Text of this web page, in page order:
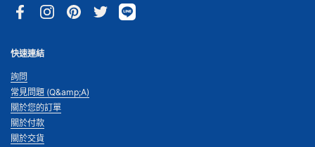
FacebookInstagramPinterestTwitter
快速連結
詢問
常見問題 (Q&amp;A)
關於您的訂單
關於付款
關於交貨